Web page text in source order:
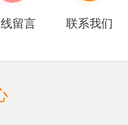
留言 联系我们